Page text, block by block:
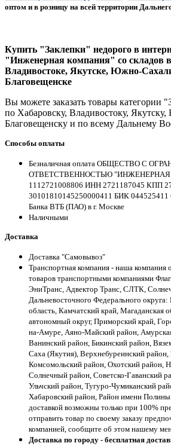
оптом и в розницу на всей территории
Купить "Заклепки" недорого в
"Инженерная компания" со складов
Владивостоке, Якутске, Южно-
Благовещенске
Вы можете заказать товары категории
по Хабаровску, Владивостоку,
Благовещенску и по всему Дальнему
Способы оплаты
Безналичная оплата ОБЩЕСТВО С
ОТВЕТСТВЕННОСТЬЮ
1112721008806 ИНН 2721187045 КПП
30101810145250000411 БИК 044525411
Банка ВТБ (ПАО) в г. Москве
Наличными
Доставка
Доставка "Самовывоз"
Транспортная компания - наша компания
товаров транспортными компаниями
ЭниТранс, Адвектор Транс, СЛТК,
Дальневосточного Федерального округа:
область, Камчатский край, Магаданская
автономный округ, Приморский край,
на-Амуре, Аяно-Майский район,
Ванинский район, Бикинский район,
Саха (Якутия), Верхнебуреинский
Комсомольский район, Охотский район,
Солнечный район, Советско-Гаванский
Ульчский район, Тугуро-Чумиканский
Хабаровский район, Район имени
доставкой возможны только при 100%
отправить товар по своему заказу
компанией, сообщите об этом нашему
Доставка по городу - бесплатная